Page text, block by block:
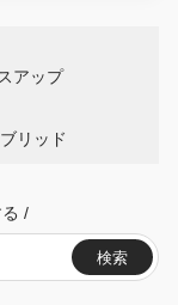
アップ
リッド
/
検索